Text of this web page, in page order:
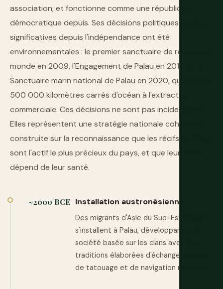
association, et fonctionne comme une république
démocratique depuis. Ses décisions politiques les plus
significatives depuis l'indépendance ont été
environnementales : le premier sanctuaire de requins au
monde en 2009, l'Engagement de Palau en 2017, et le
Sanctuaire marin national de Palau en 2020, qui a fermé
500 000 kilomètres carrés d'océan à l'extraction
commerciale. Ces décisions ne sont pas incidentelles.
Elles représentent une stratégie nationale cohérente
construite sur la reconnaissance que les récifs de Palau
sont l'actif le plus précieux du pays, et que leur valeur
dépend de leur santé.
~2000 BCE Installation austronésienne
Des migrants d'Asie du Sud-Est insulaire
s'installent à Palau, développant une
société basée sur les clans avec des
traditions élaborées d'échange d'argent,
de tatouage et de navigation maritime.